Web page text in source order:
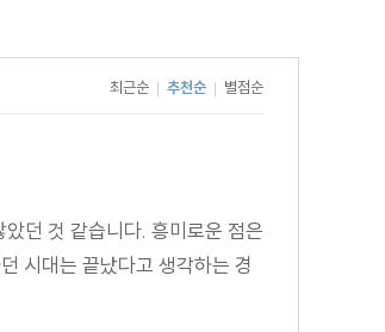
최근순 추천순 별점순
던 것 같습니다. 흥미로운 점은
시대는 끝났다고 생각하는 경